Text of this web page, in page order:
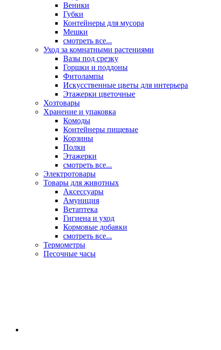
Веники
Губки
Контейнеры для мусора
Мешки
смотреть все...
Уход за комнатными растениями
Вазы под срезку
Горшки и поддоны
Фитолампы
Искусственные цветы для интерьера
Этажерки цветочные
Хозтовары
Хранение и упаковка
Комоды
Контейнеры пищевые
Корзины
Полки
Этажерки
смотреть все...
Электротовары
Товары для животных
Аксессуары
Амуниция
Ветаптека
Гигиена и уход
Кормовые добавки
смотреть все...
Термометры
Песочные часы